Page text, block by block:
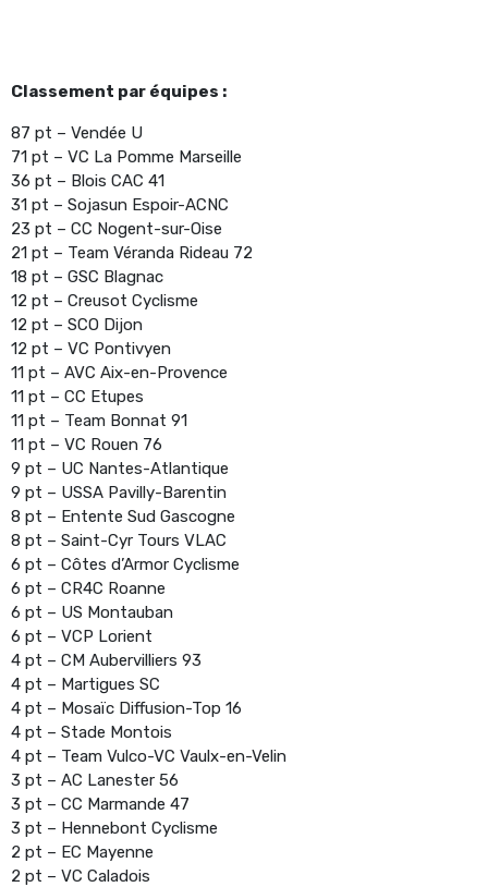
Classement par équipes :
87 pt – Vendée U
71 pt – VC La Pomme Marseille
36 pt – Blois CAC 41
31 pt – Sojasun Espoir-ACNC
23 pt – CC Nogent-sur-Oise
21 pt – Team Véranda Rideau 72
18 pt – GSC Blagnac
12 pt – Creusot Cyclisme
12 pt – SCO Dijon
12 pt – VC Pontivyen
11 pt – AVC Aix-en-Provence
11 pt – CC Etupes
11 pt – Team Bonnat 91
11 pt – VC Rouen 76
9 pt – UC Nantes-Atlantique
9 pt – USSA Pavilly-Barentin
8 pt – Entente Sud Gascogne
8 pt – Saint-Cyr Tours VLAC
6 pt – Côtes d’Armor Cyclisme
6 pt – CR4C Roanne
6 pt – US Montauban
6 pt – VCP Lorient
4 pt – CM Aubervilliers 93
4 pt – Martigues SC
4 pt – Mosaïc Diffusion-Top 16
4 pt – Stade Montois
4 pt – Team Vulco-VC Vaulx-en-Velin
3 pt – AC Lanester 56
3 pt – CC Marmande 47
3 pt – Hennebont Cyclisme
2 pt – EC Mayenne
2 pt – VC Caladois